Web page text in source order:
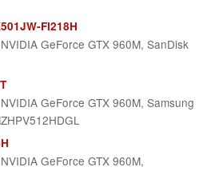
FI218H
GeForce GTX 960M, SanDisk
GeForce GTX 960M, Samsung
GeForce GTX 960M,